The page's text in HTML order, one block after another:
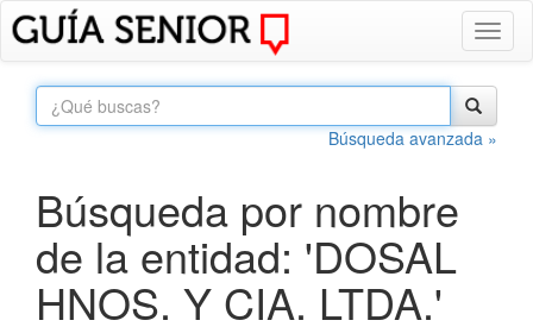
Búsqueda avanzada »
Búsqueda por nombre
de la entidad: 'DOSAL
HNOS. Y CIA. LTDA.'